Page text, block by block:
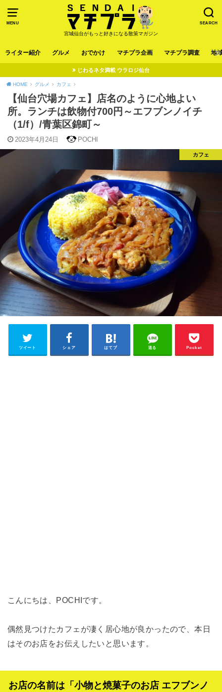
MENU SEARCH
宮城仙台がもっと好きになる散策マガジン
ライター紹介 グルメ おでかけ マチプラ企画 マチプラ調査 地
じわるネタ満載 ウラロジ仙台
HOME グルメ カフェ
【仙台穴場カフェ】店名のように心地よい
所。ランチは飲物付700円～エフブンノイチ
（1/f）/青葉区錦町～
2023年4月24日 POCHI
カフェ
ツイート シェア はてブ 送る Pocket
こんにちは、POCHIです。
偶然見つけたカフェが凄く居心地が良かったので、本日
はそのお店をお伝えしたいと思います。
お店の名前は「小物と焼菓子のお店 エフブンノ